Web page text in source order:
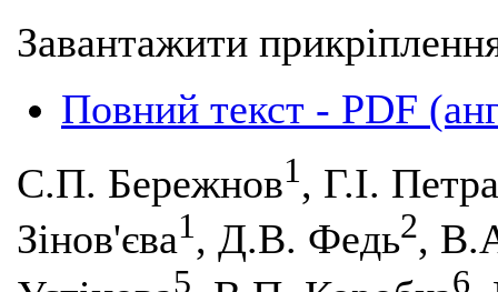
Завантажити
Повний текст - PDF
С.П. Бережнов1 , Г.І.
Зінов'єва1, Д.В. Федь2,
5 6